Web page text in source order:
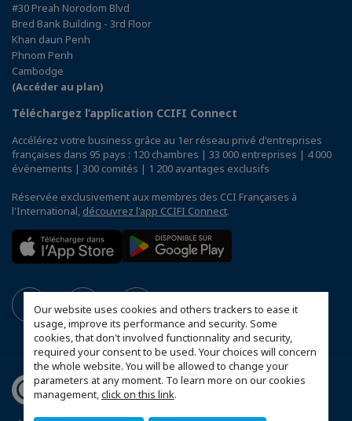
Our website uses cookies and others trackers to ease it
usage, improve its performance and security. Some
cookies, that don't involved functionnality and security,
required your consent to be used. Your choices will concern
the whole website. You will be allowed to change your
parameters at any moment. To learn more on our cookies
management,click on this link.
#30 Preah Norodom Blvd
Bred Bank Building - 3rd Floor
Khan daun Penh
Phnom Penh
Cambodge
(Accéder au plan)
Téléchargez l’application CCIFI Connect
Accélérez votre business grâce au 1er réseau privé d'entreprises
françaises dans 95 pays : 120 chambres | 33 000 entreprises | 4 000
événements | 300 comités | 1 200 avantages exclusifs
Réservée exclusivement aux membres des CCI Françaises à
l'International, découvrez l'app CCIFI Connect.